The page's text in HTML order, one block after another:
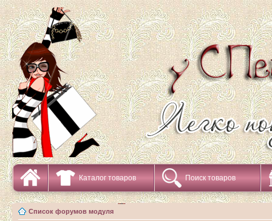
Каталог товаров Поиск товаров
Список форумов модуля